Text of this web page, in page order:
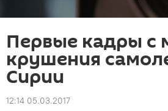
Первые кадры с
крушения
Сирии
12:14 05.03.2017